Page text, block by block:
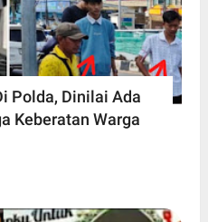
Polda, Dinilai Ada
Keberatan Warga